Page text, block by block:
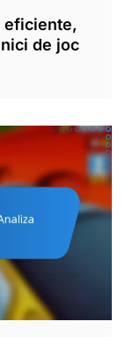
eficiente,
de joc